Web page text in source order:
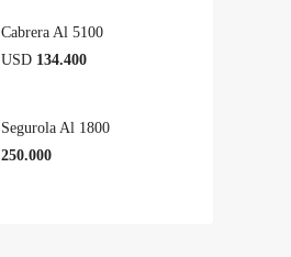
Cabrera Al 5100
USD 134.400
Segurola Al 1800
250.000